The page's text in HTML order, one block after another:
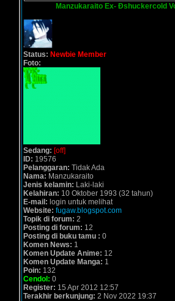
Manzukaraito Ex- Ðshuckercold
Status: Newbie Member
Foto:
Sedang: [off]
ID: 19576
Pelanggaran: Tidak Ada
Nama: Manzukaraito
Jenis kelamin: Laki-laki
Kelahiran: 10 Oktober 1993 (32 tahun)
E-mail: login untuk melihat
Website: fugaw.blogspot.com
Topik di forum: 2
Posting di forum: 12
Posting di buku tamu : 0
Komen News: 1
Komen Update Anime: 12
Komen Update Manga: 1
Poin: 132
Cendol: 0
Register: 15 Apr 2012 12:57
Terakhir berkunjung: 2 Nov 2022 19:37